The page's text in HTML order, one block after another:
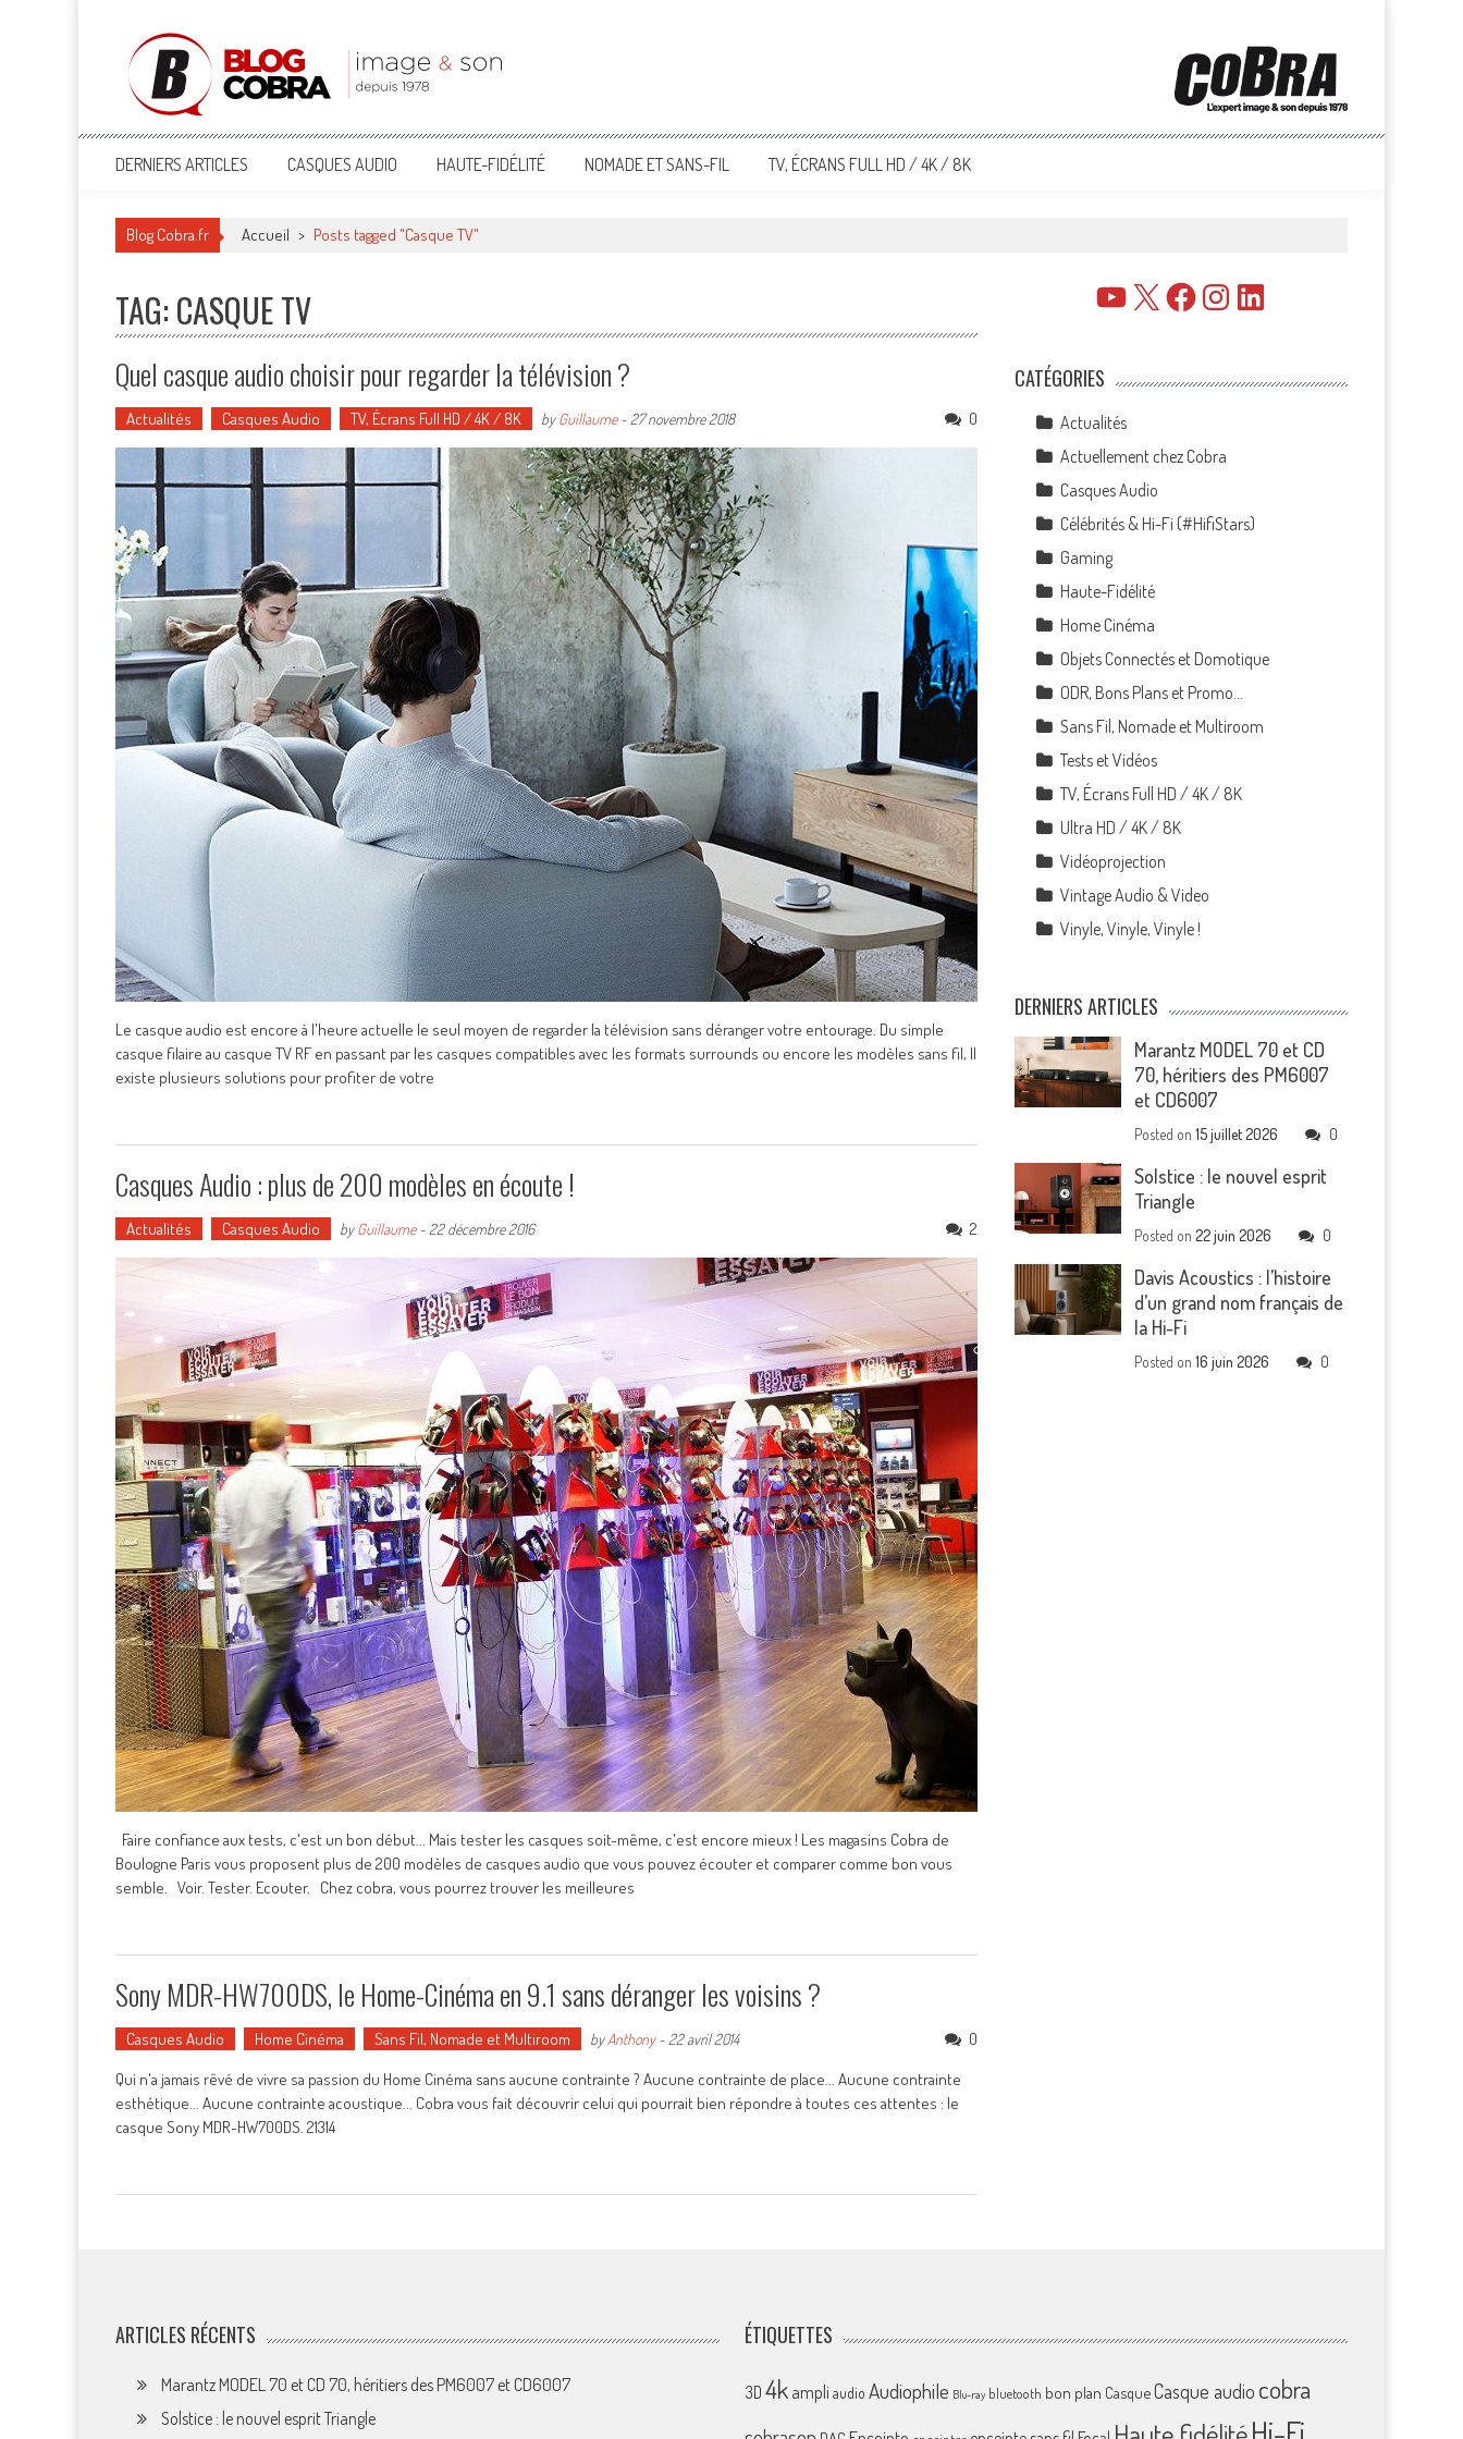
Blog Cobra
Toute l'actu Image & Son !
DERNIERS ARTICLES CASQUES AUDIO HAUTE-FIDÉLITÉ NOMADE ET SANS-FIL TV, ÉCRANS FULL HD / 4K / 8K
Blog Cobra.fr Accueil > Posts tagged "Casque TV"
TAG: CASQUE TV
Quel casque audio choisir pour regarder la télévision ?
Actualités Casques Audio TV, Écrans Full HD / 4K / 8K byGuillaume- 27 novembre 2018 0
Le casque audio est encore à l'heure actuelle le seul moyen de regarder la télévision sans déranger votre entourage. Du simple
casque filaire au casque TV RF en passant par les casques compatibles avec les formats surrounds ou encore les modèles sans fil, Il
existe plusieurs solutions pour profiter de votre
Casques Audio : plus de 200 modèles en écoute !
Actualités Casques Audio byGuillaume- 22 décembre 2016 2
Faire confiance aux tests, c'est un bon début... Mais tester les casques soit-même, c'est encore mieux ! Les magasins Cobra de
Boulogne Paris vous proposent plus de 200 modèles de casques audio que vous pouvez écouter et comparer comme bon vous
semble. Voir. Tester. Ecouter. Chez cobra, vous pourrez trouver les meilleures
Sony MDR-HW700DS, le Home-Cinéma en 9.1 sans déranger les voisins ?
Casques Audio Home Cinéma Sans Fil, Nomade et Multiroom byAnthony- 22 avril 2014
0
Qui n'a jamais rêvé de vivre sa passion du Home Cinéma sans aucune contrainte ? Aucune contrainte de place... Aucune contrainte
esthétique... Aucune contrainte acoustique... Cobra vous fait découvrir celui qui pourrait bien répondre à toutes ces attentes : le
casque Sony MDR-HW700DS. 21314
YouTube
X FacebookInstagramLinkedIn
CATÉGORIES
Actualités
Actuellement chez Cobra
Casques Audio
Célébrités & Hi-Fi (#HifiStars)
Gaming
Haute-Fidélité
Home Cinéma
Objets Connectés et Domotique
ODR, Bons Plans et Promo…
Sans Fil, Nomade et Multiroom
Tests et Vidéos
TV, Écrans Full HD / 4K / 8K
Ultra HD / 4K / 8K
Vidéoprojection
Vintage Audio & Video
Vinyle, Vinyle, Vinyle !
DERNIERS ARTICLES
Marantz MODEL 70 et CD
70, héritiers des PM6007
et CD6007
Posted on15 juillet 2026 0
Solstice : le nouvel esprit
Triangle
Posted on22 juin 2026 0
Davis Acoustics : l’histoire
d’un grand nom français de
la Hi-Fi
Posted on16 juin 2026 0
ARTICLES RÉCENTS
Marantz MODEL 70 et CD 70, héritiers des PM6007 et CD6007
Solstice : le nouvel esprit Triangle
ÉTIQUETTES
3D 4k ampliaudio Audiophile Blu-ray bluetooth bon plan CasqueCasque audio cobra